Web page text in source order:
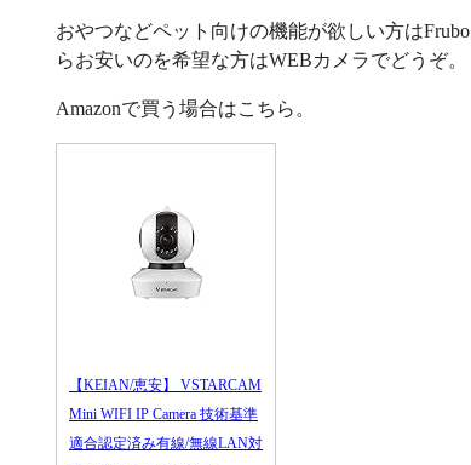
おやつなどペット向けの機能が欲しい方は
らお安いのを希望な方はWEBカメラでどうぞ。
Amazonで買う場合はこちら。
【KEIAN/恵安】 VSTARCAM
Mini WIFI IP Camera 技術基準
適合認定済み有線/無線LAN対